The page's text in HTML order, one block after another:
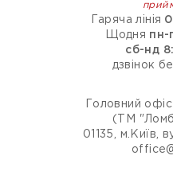
Гаряча лінія
Щодня пн-
сб-нд
дзвінок
Головний
(ТМ
01135, м.Київ,